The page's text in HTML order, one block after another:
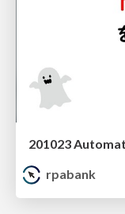
rpabank